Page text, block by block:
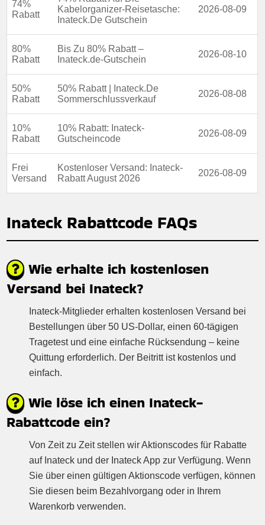
Art des Angebots:Zeitlich begrenztes Angebot
Bedingungen:Weitere Informationen finden Sie in den
Geschäftsbedingungen auf der Website des Händlers.
74%
Rabatt
Kabelorganizer-Reisetasche:
Inateck.De Gutschein
2026-08-09
80%
Rabatt
Bis Zu 80% Rabatt –
Inateck.de-Gutschein
2026-08-10
50%
Rabatt
50% Rabatt | Inateck.De
Sommerschlussverkauf
2026-08-08
10%
Rabatt
10% Rabatt: Inateck-
Gutscheincode
2026-08-09
Frei
Versand
Kostenloser Versand: Inateck-
Rabatt August 2026
2026-08-09
Inateck Rabattcode FAQs
Wie erhalte ich kostenlosen
Versand bei Inateck?
Inateck-Mitglieder erhalten kostenlosen Versand bei
Bestellungen über 50 US-Dollar, einen 60-tägigen
Tragetest und eine einfache Rücksendung – keine
Quittung erforderlich. Der Beitritt ist kostenlos und
einfach.
Wie löse ich einen Inateck-
Rabattcode ein?
Von Zeit zu Zeit stellen wir Aktionscodes für Rabatte
auf Inateck und der Inateck App zur Verfügung. Wenn
Sie über einen gültigen Aktionscode verfügen, können
Sie diesen beim Bezahlvorgang oder in Ihrem
Warenkorb verwenden.